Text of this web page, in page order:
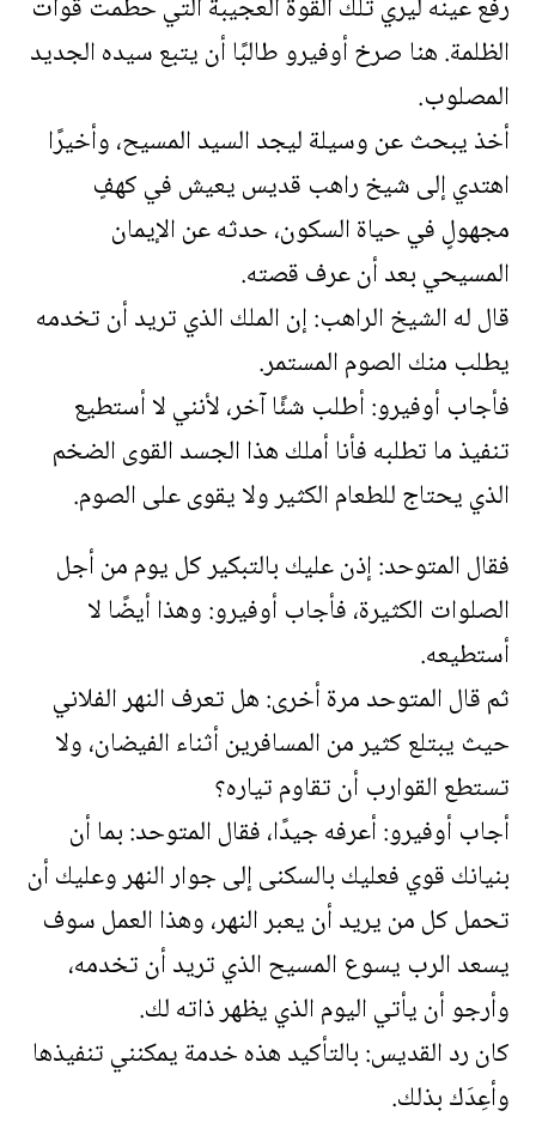
رفع عينه ليري تلك القوة العجيبة التي حطمت قوات
الظلمة. هنا صرخ أوفيرو طالبًا أن يتبع سيده الجديد
المصلوب.
أخذ يبحث عن وسيلة ليجد السيد المسيح، وأخيرًا
اهتدي إلى شيخ راهب قديس يعيش في كهفٍ
مجهولٍ في حياة السكون، حدثه عن الإيمان
المسيحي بعد أن عرف قصته.
قال له الشيخ الراهب: إن الملك الذي تريد أن تخدمه
يطلب منك الصوم المستمر.
فأجاب أوفيرو: أطلب شئًا آخر، لأنني لا أستطيع
تنفيذ ما تطلبه فأنا أملك هذا الجسد القوى الضخم
الذي يحتاج للطعام الكثير ولا يقوى على الصوم.
فقال المتوحد: إذن عليك بالتبكير كل يوم من أجل
الصلوات الكثيرة، فأجاب أوفيرو: وهذا أيضًا لا
أستطيعه.
ثم قال المتوحد مرة أخرى: هل تعرف النهر الفلاني
حيث يبتلع كثير من المسافرين أثناء الفيضان، ولا
تستطع القوارب أن تقاوم تياره؟
أجاب أوفيرو: أعرفه جيدًا، فقال المتوحد: بما أن
بنيانك قوي فعليك بالسكنى إلى جوار النهر وعليك أن
تحمل كل من يريد أن يعبر النهر، وهذا العمل سوف
يسعد الرب يسوع المسيح الذي تريد أن تخدمه،
وأرجو أن يأتي اليوم الذي يظهر ذاته لك.
كان رد القديس: بالتأكيد هذه خدمة يمكنني تنفيذها
وأعِدَك بذلك.